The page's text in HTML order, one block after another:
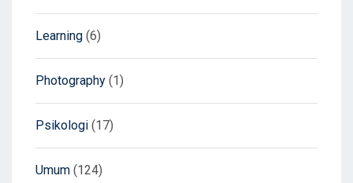
Learning (6)
Photography (1)
Psikologi (17)
Umum (124)